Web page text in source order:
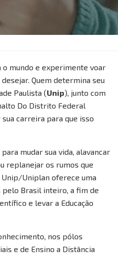
o mundo e experimente voar
Quem determina seu
Paulista (Unip), junto com
Do Distrito Federal
carreira para que isso
mudar sua vida, alavancar
replanejar os rumos que
Uniplan oferece uma
Brasil inteiro, a fim de
e levar a Educação
nos pólos
e de Ensino a Distância